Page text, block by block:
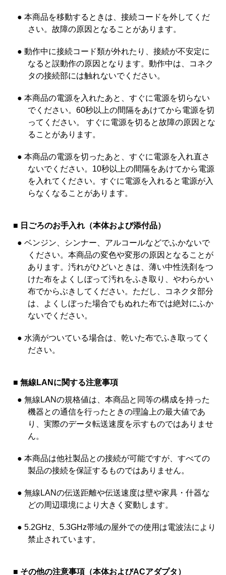
● 本商品を移動するときは、接続コードを外してくだ
さい。故障の原因となることがあります。
● 動作中に接続コード類が外れたり、接続が不安定に
なると誤動作の原因となります。動作中は、コネク
タの接続部には触れないでください。
● 本商品の電源を入れたあと、すぐに電源を切らない
でください。60秒以上の間隔をあけてから電源を切
ってください。 すぐに電源を切ると故障の原因とな
ることがあります。
● 本商品の電源を切ったあと、すぐに電源を入れ直さ
ないでください。10秒以上の間隔をあけてから電源
を入れてください。すぐに電源を入れると電源が入
らなくなることがあります。
■ 日ごろのお手入れ（本体および添付品）
● ベンジン、シンナー、アルコールなどでふかないで
ください。本商品の変色や変形の原因となることが
あります。汚れがひどいときは、薄い中性洗剤をつ
けた布をよくしぼって汚れをふき取り、やわらかい
布でからぶきしてください。ただし、コネクタ部分
は、よくしぼった場合でもぬれた布では絶対にふか
ないでください。
● 水滴がついている場合は、乾いた布でふき取ってく
ださい。
■ 無線LANに関する注意事項
● 無線LANの規格値は、本商品と同等の構成を持った
機器との通信を行ったときの理論上の最大値であ
り、実際のデータ転送速度を示すものではありませ
ん。
● 本商品は他社製品との接続が可能ですが、すべての
製品の接続を保証するものではありません。
● 無線LANの伝送距離や伝送速度は壁や家具・什器な
どの周辺環境により大きく変動します。
● 5.2GHz、5.3GHz帯域の屋外での使用は電波法により
禁止されています。
■ その他の注意事項（本体およびACアダプタ）